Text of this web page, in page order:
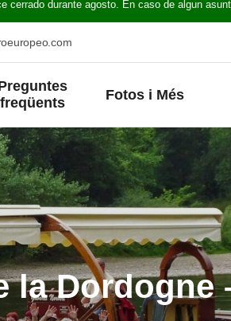
cerrado durante agosto. En caso de algun
freqüents
Fotos i Més
la Dordogne